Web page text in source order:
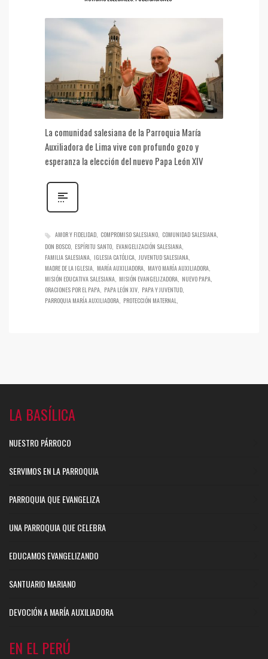
La comunidad salesiana de la Parroquia María
Auxiliadora de Lima vive con profundo gozo y
esperanza la elección del nuevo Papa León XIV
AMOR Y FIDELIDAD COMPROMISO SALESIANO COMUNIDAD SALESIANA
DON BOSCO ESPÍRITU SANTO EVANGELIZACIÓN SALESIANA
FAMILIA SALESIANA IGLESIA CATÓLICA JUVENTUD SALESIANA
MADRE DE LA IGLESIA MARÍA AUXILIADORA MAYO MARÍA AUXILIADORA
MISIÓN EDUCATIVA SALESIANA MISIÓN EVANGELIZADORA NUEVO PAPA
ORACIONES POR EL PAPA PAPA LEÓN XIV PAPA Y JUVENTUD
PARROQUIA MARÍA AUXILIADORA PROTECCIÓN MATERNAL
LA BASÍLICA
NUESTRO PÁRROCO
SERVIMOS EN LA PARROQUIA
PARROQUIA QUE EVANGELIZA
UNA PARROQUIA QUE CELEBRA
EDUCAMOS EVANGELIZANDO
SANTUARIO MARIANO
DEVOCIÓN A MARÍA AUXILIADORA
EN EL PERÚ